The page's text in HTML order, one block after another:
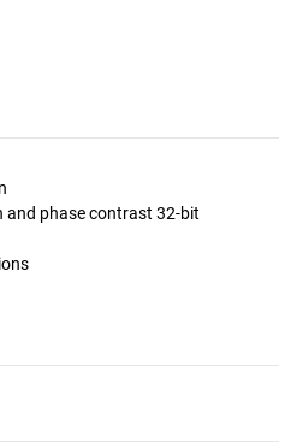
phase contrast 32-bit